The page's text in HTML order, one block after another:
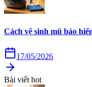
Cách vệ sinh mũ bảo
17/05/2026
Bài viết hot